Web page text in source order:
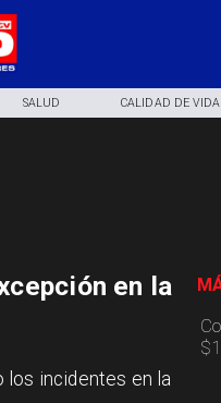
SALUD CALIDAD DE VIDA
en la
los incidentes en la